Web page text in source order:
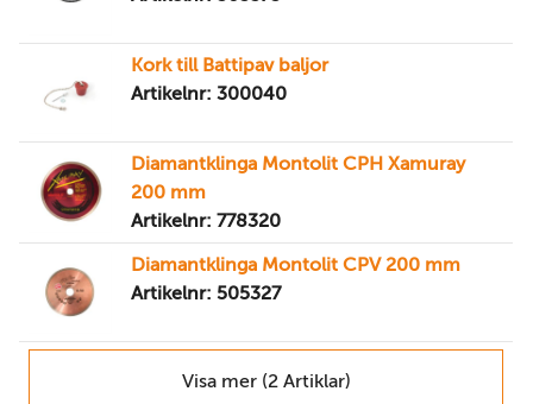
Kork till Battipav baljor
Artikelnr: 300040
Diamantklinga Montolit CPH Xamuray
200 mm
Artikelnr: 778320
Diamantklinga Montolit CPV 200 mm
Artikelnr: 505327
Visa mer (2 Artiklar)